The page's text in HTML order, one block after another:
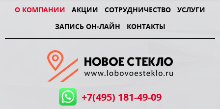
О КОМПАНИИ АКЦИИ СОТРУДНИЧЕСТВО
УСЛУГИ
ЗАПИСЬ ОН-ЛАЙН
КОНТАКТЫ
+7(495) 181-49-09